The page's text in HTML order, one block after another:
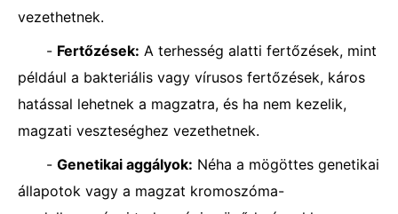
vezethetnek.
- Fertőzések: A terhesség alatti fertőzések, mint
például a bakteriális vagy vírusos fertőzések, káros
hatással lehetnek a magzatra, és ha nem kezelik,
magzati veszteséghez vezethetnek.
- Genetikai aggályok: Néha a mögöttes genetikai
állapotok vagy a magzat kromoszóma-